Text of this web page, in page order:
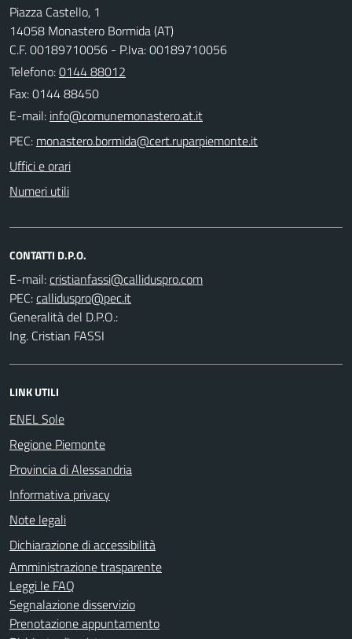
Piazza Castello, 1
14058 Monastero Bormida (AT)
C.F. 00189710056 - P.Iva: 00189710056
Telefono:0144 88012
Fax: 0144 88450
E-mail:
PEC:
Uffici e orari
Numeri utili
CONTATTI D.P.O.
E-mail:
PEC:
Generalità del D.P.O.:
Ing. Cristian FASSI
LINK UTILI
ENEL Sole
Regione Piemonte
Provincia di Alessandria
Informativa privacy
Note legali
Dichiarazione di accessibilità
Amministrazione trasparente
Leggi le FAQ
Segnalazione disservizio
Prenotazione appuntamento